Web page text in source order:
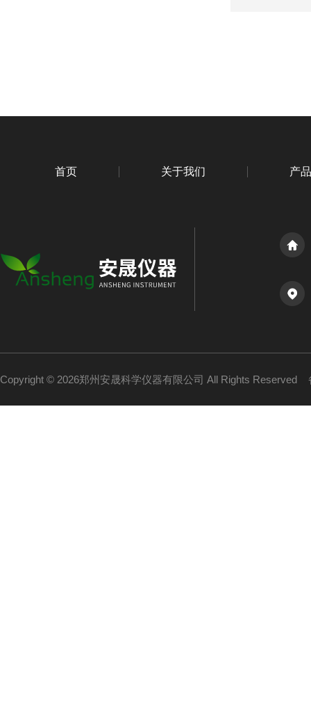
首页 关于我们 产
Copyright © 2026郑州安晟科学仪器有限公司 All Rights Reserved